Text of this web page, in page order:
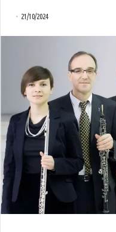
21/10/2024